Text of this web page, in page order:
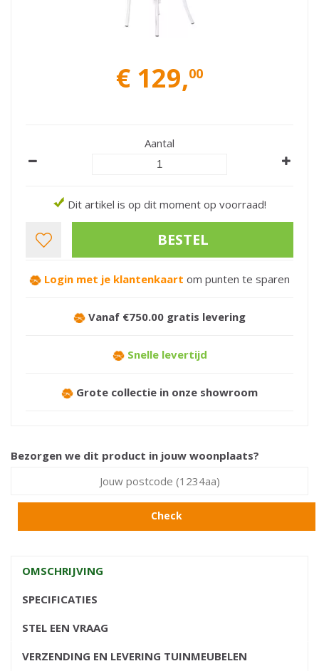
€ 129,00
Aantal
Dit artikel is op dit moment op voorraad!
Login met je klantenkaart om punten te sparen
Vanaf €750.00 gratis levering
Snelle levertijd
Grote collectie in onze showroom
Bezorgen we dit product in jouw woonplaats?
Check
OMSCHRIJVING
SPECIFICATIES
STEL EEN VRAAG
VERZENDING EN LEVERING TUINMEUBELEN